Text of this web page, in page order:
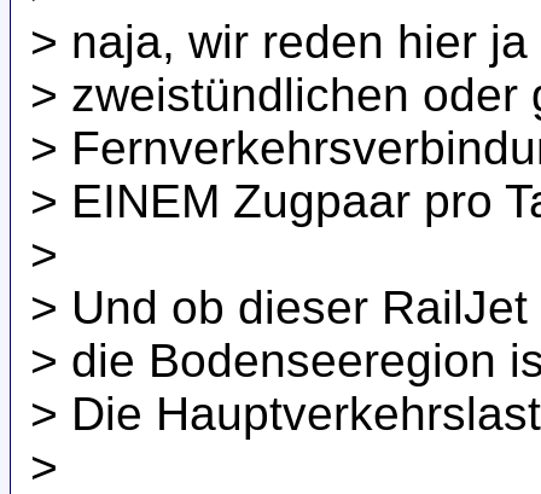
> naja, wir reden hier
> zweistündlichen oder
>
> EINEM Zugpaar pro
>
> Und ob dieser
> die Bodenseeregion
> Die
>